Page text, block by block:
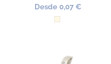
Desde 0,07 €
Natural